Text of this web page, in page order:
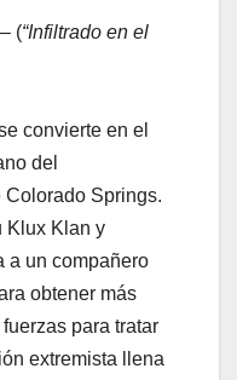
– (“Infiltrado en el
convierte en el
del
Colorado Springs.
Klux Klan y
a un compañero
obtener más
para tratar
extremista llena